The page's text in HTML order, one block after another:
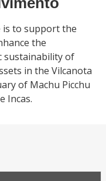
is to support the
the
sustainability of
in the Vilcanota
of Machu Picchu
Incas.